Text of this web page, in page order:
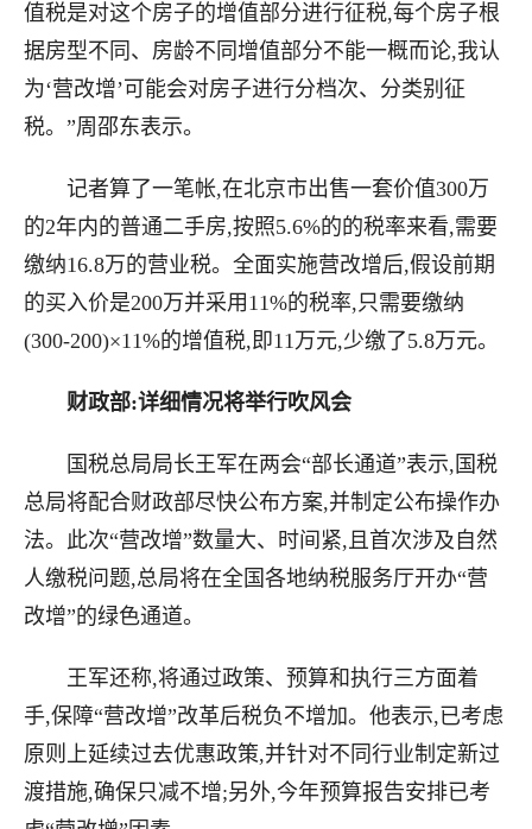
值税是对这个房子的增值部分进行征税,每个房子根
据房型不同、房龄不同增值部分不能一概而论,我认
为‘营改增’可能会对房子进行分档次、分类别征
税。”周邵东表示。
记者算了一笔帐,在北京市出售一套价值300万
的2年内的普通二手房,按照5.6%的的税率来看,需要
缴纳16.8万的营业税。全面实施营改增后,假设前期
的买入价是200万并采用11%的税率,只需要缴纳
(300-200)×11%的增值税,即11万元,少缴了5.8万元。
财政部:详细情况将举行吹风会
国税总局局长王军在两会“部长通道”表示,国税
总局将配合财政部尽快公布方案,并制定公布操作办
法。此次“营改增”数量大、时间紧,且首次涉及自然
人缴税问题,总局将在全国各地纳税服务厅开办“营
改增”的绿色通道。
王军还称,将通过政策、预算和执行三方面着
手,保障“营改增”改革后税负不增加。他表示,已考虑
原则上延续过去优惠政策,并针对不同行业制定新过
渡措施,确保只减不增;另外,今年预算报告安排已考